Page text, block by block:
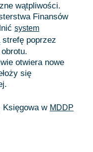
wątpliwości.
Finansów
system
poprzez
otwiera nowe
się
Księgowa w MDDP